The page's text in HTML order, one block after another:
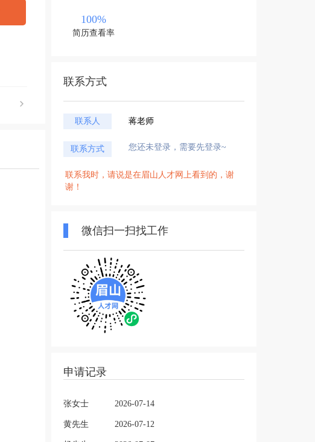
100%
简历查看率
联系方式
联系人 蒋老师
联系方式 您还未登录，需要先登录~
联系我时，请说是在眉山人才网上看到的，谢
谢！
微信扫一扫找工作
申请记录
张女士 2026-07-14
黄先生 2026-07-12